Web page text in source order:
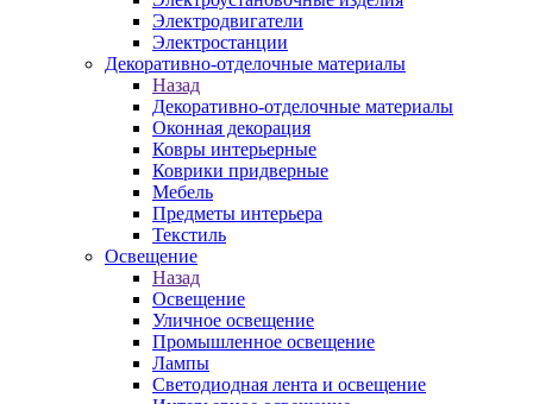
Электродвигатели
Электростанции
Декоративно-отделочные материалы
Назад
Декоративно-отделочные материалы
Оконная декорация
Ковры интерьерные
Коврики придверные
Мебель
Предметы интерьера
Текстиль
Освещение
Назад
Освещение
Уличное освещение
Промышленное освещение
Лампы
Светодиодная лента и освещение